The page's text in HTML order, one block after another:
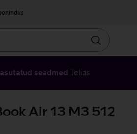
Otsin
seadmed Telias
Air 13 M3 512